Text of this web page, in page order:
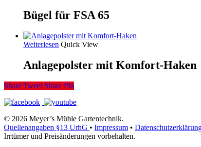
Bügel für FSA 65
Weiterlesen Quick View
Anlagepolster mit Komfort-Haken
Share Tweet Share Pin
© 2026 Meyer’s Mühle Gartentechnik.
Quellenangaben §13 UrhG • Impressum •
Irrtümer und Preisänderungen vorbehalten.